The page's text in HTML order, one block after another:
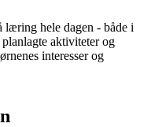
læring hele dagen - både i
aktiviteter og
interesser og